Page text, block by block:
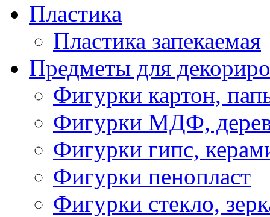
Пластика
Пластика запекаемая
Предметы для
Фигурки картон,
Фигурки МДФ,
Фигурки гипс,
Фигурки пенопласт
Фигурки стекло,